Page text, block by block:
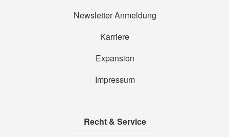
Newsletter Anmeldung
Karriere
Expansion
Impressum
Recht & Service